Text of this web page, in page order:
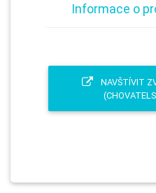
Informace o
NAVŠTÍVIT